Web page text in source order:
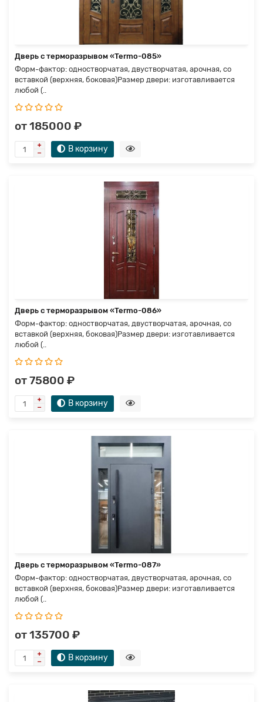
Дверь с терморазрывом «Termo-085»
Форм-фактор: одностворчатая, двустворчатая, арочная, со
вставкой (верхняя, боковая)Размер двери: изготавливается
любой (..
от 185000 ₽
В корзину
Дверь с терморазрывом «Termo-086»
Форм-фактор: одностворчатая, двустворчатая, арочная, со
вставкой (верхняя, боковая)Размер двери: изготавливается
любой (..
от 75800 ₽
В корзину
Дверь с терморазрывом «Termo-087»
Форм-фактор: одностворчатая, двустворчатая, арочная, со
вставкой (верхняя, боковая)Размер двери: изготавливается
любой (..
от 135700 ₽
В корзину